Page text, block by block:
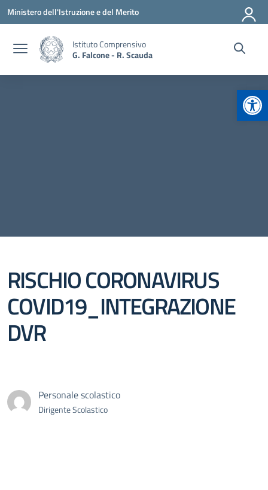
Vai ai contenuti
Vai al menu di navigazione
Vai al footer
Ministero dell'Istruzione e del Merito
Istituto Comprensivo
G. Falcone - R. Scauda
RISCHIO CORONAVIRUS
COVID19_INTEGRAZIONE
DVR
Personale scolastico
Dirigente Scolastico